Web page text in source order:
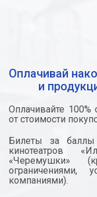
Оплачивай
и
Оплачивайте 100%
от стоимости
Билеты за
кинотеатров
«Черемушки»
ограничениями,
компаниями).